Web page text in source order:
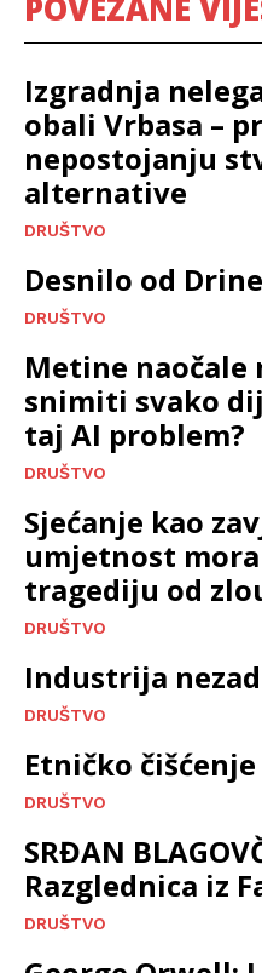
Izgradnja
obali Vrbasa –
nepostojanju
alternative
DRUŠTVO
Desnilo od
DRUŠTVO
Metine naočale
snimiti svako
taj AI problem?
DRUŠTVO
Sjećanje kao
umjetnost
tragediju od
DRUŠTVO
Industrija
DRUŠTVO
Etničko čišćenje
DRUŠTVO
SRĐAN
Razglednica iz
DRUŠTVO